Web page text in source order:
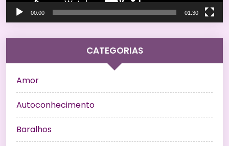
00:00 01:30
CATEGORIAS
Amor
Autoconhecimento
Baralhos